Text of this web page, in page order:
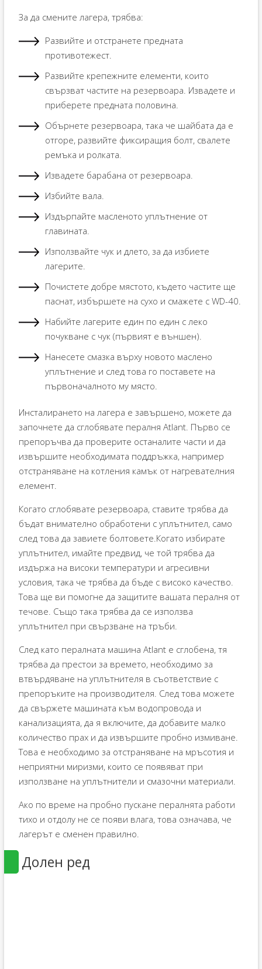
За да смените лагера, трябва:
Развийте и отстранете предната
противотежест.
Развийте крепежните елементи, които
свързват частите на резервоара. Извадете и
приберете предната половина.
Обърнете резервоара, така че шайбата да е
отгоре, развийте фиксиращия болт, свалете
ремъка и ролката.
Извадете барабана от резервоара.
Избийте вала.
Издърпайте масленото уплътнение от
главината.
Използвайте чук и длето, за да избиете
лагерите.
Почистете добре мястото, където частите ще
паснат, избършете на сухо и смажете с WD-40.
Набийте лагерите един по един с леко
почукване с чук (първият е външен).
Нанесете смазка върху новото маслено
уплътнение и след това го поставете на
първоначалното му място.
Инсталирането на лагера е завършено, можете да
започнете да сглобявате пералня Atlant. Първо се
препоръчва да проверите останалите части и да
извършите необходимата поддръжка, например
отстраняване на котления камък от нагревателния
елемент.
Когато сглобявате резервоара, ставите трябва да
бъдат внимателно обработени с уплътнител, само
след това да завиете болтовете.Когато избирате
уплътнител, имайте предвид, че той трябва да
издържа на високи температури и агресивни
условия, така че трябва да бъде с високо качество.
Това ще ви помогне да защитите вашата пералня от
течове. Също така трябва да се използва
уплътнител при свързване на тръби.
След като пералната машина Atlant е сглобена, тя
трябва да престои за времето, необходимо за
втвърдяване на уплътнителя в съответствие с
препоръките на производителя. След това можете
да свържете машината към водопровода и
канализацията, да я включите, да добавите малко
количество прах и да извършите пробно измиване.
Това е необходимо за отстраняване на мръсотия и
неприятни миризми, които се появяват при
използване на уплътнители и смазочни материали.
Ако по време на пробно пускане пералнята работи
тихо и отдолу не се появи влага, това означава, че
лагерът е сменен правилно.
Долен ред